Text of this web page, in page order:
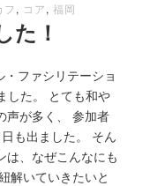
フ , コア, 福岡
た！
ファシリテーショ
した。 とても和や
声が多く、 参加者
も出ました。 そん
は、なぜこんなにも
解いていきたいと